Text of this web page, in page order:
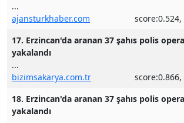
...
ajansturkhaber.com
score:0.524,
17. Erzincan'da aranan 37 şahıs polis
yakalandı
...
bizimsakarya.com.tr
score:0.866,
18. Erzincan'da aranan 37 şahıs polis
yakalandı